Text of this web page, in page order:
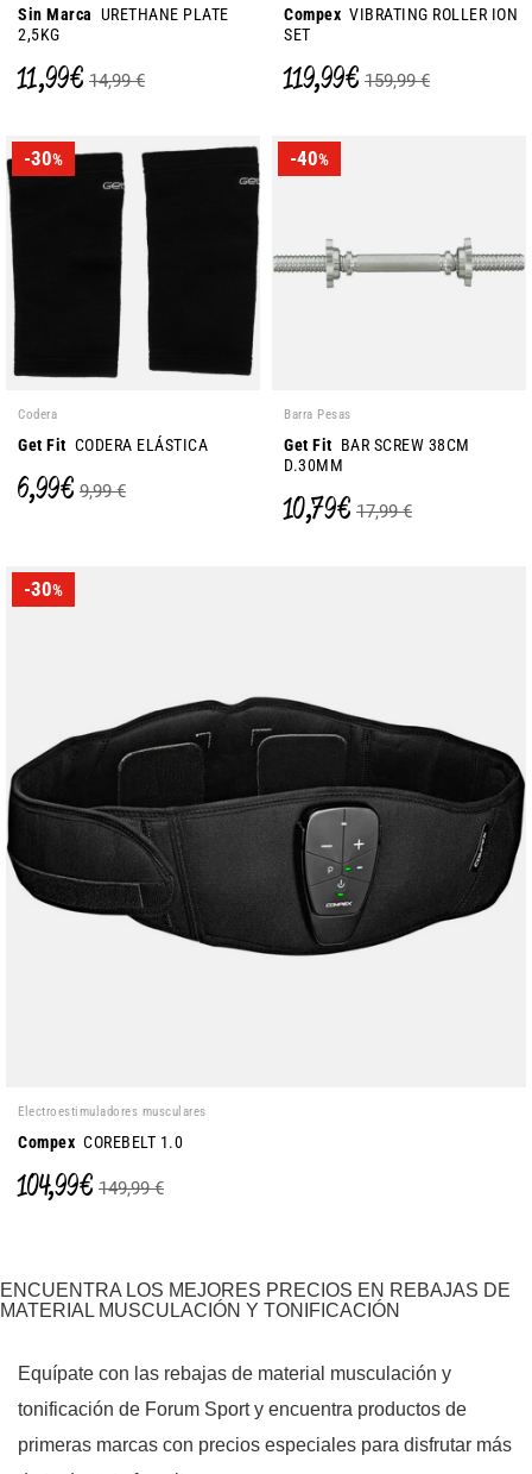
Sin Marca URETHANE PLATE
2,5KG
11,99 € 14,99 €
Compex VIBRATING ROLLER ION
SET
119,99 € 159,99 €
-30%
Codera
Get Fit CODERA ELÁSTICA
6,99 € 9,99 €
-40%
Barra Pesas
Get Fit BAR SCREW 38CM
D.30MM
10,79 € 17,99 €
-30%
Electroestimuladores musculares
Compex COREBELT 1.0
104,99 € 149,99 €
ENCUENTRA LOS MEJORES PRECIOS EN REBAJAS DE
MATERIAL MUSCULACIÓN Y TONIFICACIÓN
Equípate con las rebajas de material musculación y
tonificación de Forum Sport y encuentra productos de
primeras marcas con precios especiales para disfrutar más